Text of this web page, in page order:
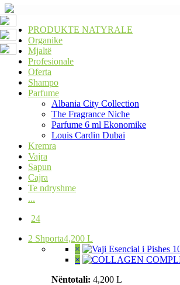
PRODUKTE NATYRALE
Organike
Mjaltë
Profesionale
Oferta
Shampo
Parfume
Albania City Collection
The Fragrance Niche
Parfume 6 ml Ekonomike
Louis Cardin Dubai
Kremra
Vajra
Sapun
Cajra
Te ndryshme
...
24
2 Shporta4,200 L
×
×
Nëntotali: 4,200 L